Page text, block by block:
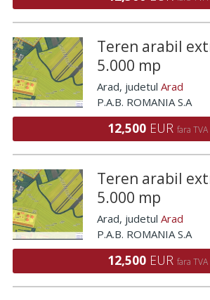
Teren arabil
5.000 mp
Arad, judetul Arad
P.A.B. ROMANIA S.A
12,500 EUR fara TVA
Teren arabil
5.000 mp
Arad, judetul Arad
P.A.B. ROMANIA S.A
12,500 EUR fara TVA